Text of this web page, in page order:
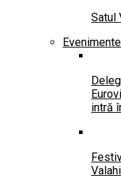
Satul
Evenimente
intră